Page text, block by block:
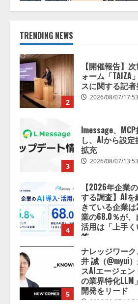
TRENDING NEWS
2
ォーム「
スに関する記
lmessage、MCP
し、AIから設定
4
【2026年企業
する調査】AIを
きている企業は
活用は「上手
答
2026/08/07/
ナレッジワー
井 誠（@myui
スAIエージェン
の業界特化LLM
開発をリード
2026/08/07/
【ドローン
AIがアドバイ
リース